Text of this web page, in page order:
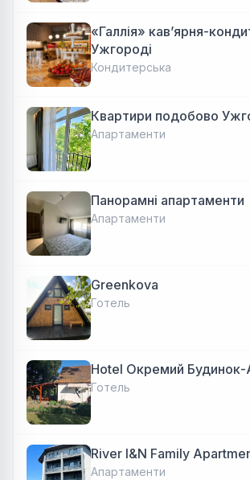
«Галлія» кав’ярня-
Ужгороді
Кондитерська
Квартири подобово
Апартаменти
Панорамні апартаменти
Апартаменти
Greenkova
Готель
Hotel Окремий
Готель
River I&N Family
Апартаменти